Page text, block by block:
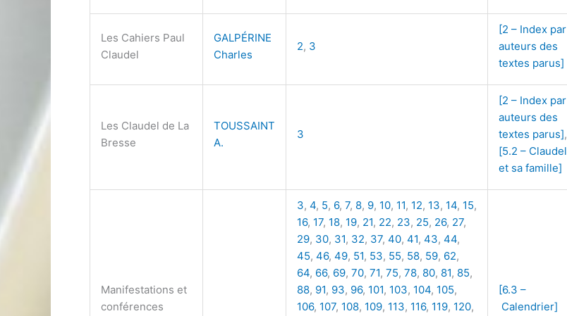
Les Cahiers Paul
Claudel
GALPÉRINE
Charles
2, 3
[2 – Index par
auteurs des
textes parus]
Les Claudel de La
Bresse
TOUSSAINT
A.
3
[2 – Index par
auteurs des
textes parus],
[5.2 – Claudel
et sa famille]
Manifestations et
conférences
3, 4, 5, 6, 7, 8, 9, 10, 11, 12, 13, 14, 15,
16, 17, 18, 19, 21, 22, 23, 25, 26, 27,
29, 30, 31, 32, 37, 40, 41, 43, 44,
45, 46, 49, 51, 53, 55, 58, 59, 62,
64, 66, 69, 70, 71, 75, 78, 80, 81, 85,
88, 91, 93, 96, 101, 103, 104, 105,
106, 107, 108, 109, 113, 116, 119, 120,
[6.3 –
Calendrier]